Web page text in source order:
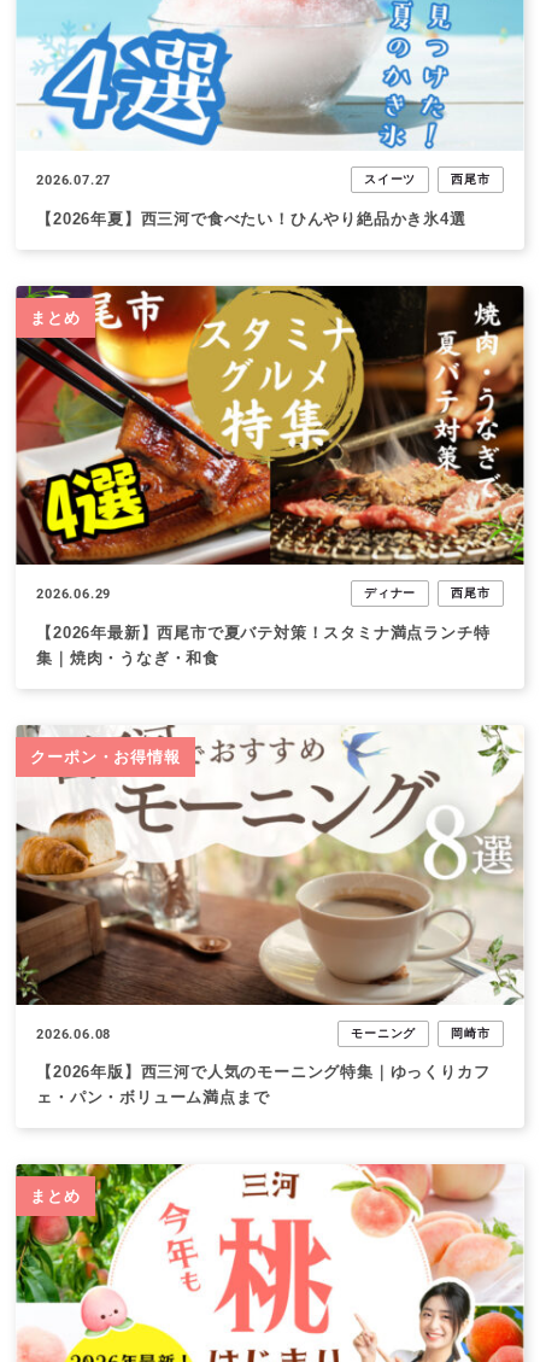
2026.07.27 スイーツ 西尾市
【2026年夏】西三河で食べたい！ひんやり絶品かき氷4選
まとめ
2026.06.29 ディナー 西尾市
【2026年最新】西尾市で夏バテ対策！スタミナ満点ランチ特
集｜焼肉・うなぎ・和食
クーポン・お得情報
2026.06.08 モーニング 岡崎市
【2026年版】西三河で人気のモーニング特集｜ゆっくりカフ
ェ・パン・ボリューム満点まで
まとめ